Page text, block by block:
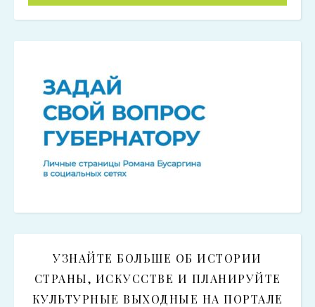
УЗНАЙТЕ БОЛЬШЕ ОБ ИСТОРИИ
СТРАНЫ, ИСКУССТВЕ И ПЛАНИРУЙТЕ
КУЛЬТУРНЫЕ ВЫХОДНЫЕ НА ПОРТАЛЕ